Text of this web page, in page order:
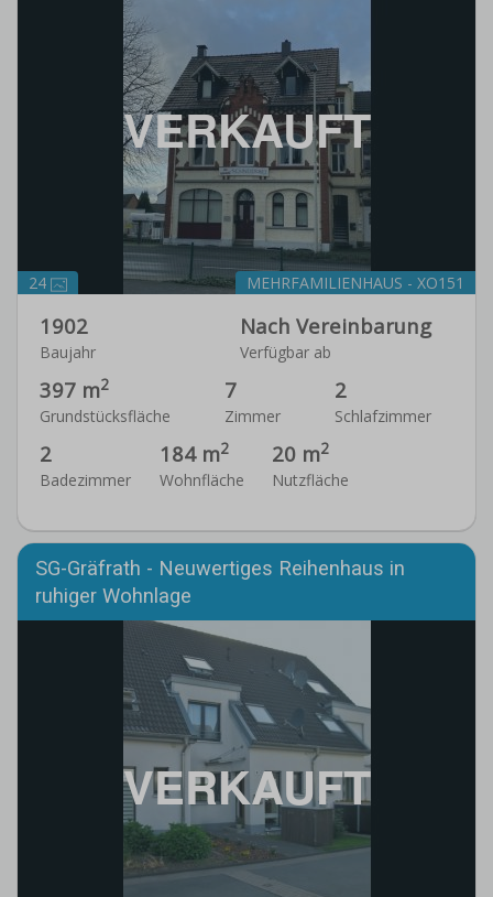
24
VERKAUFT
MEHRFAMILIENHAUS - XO151
1902
Baujahr
Nach Vereinbarung
Verfügbar ab
397 m2
Grundstücksfläche
7
Zimmer
2
Schlafzimmer
2
Badezimmer
184 m2
Wohnfläche
20 m2
Nutzfläche
SG-Gräfrath - Neuwertiges Reihenhaus in
ruhiger Wohnlage
VERKAUFT